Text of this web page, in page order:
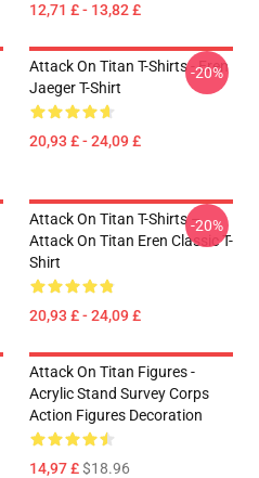
12,71 £ - 13,82 £
Attack On Titan T-Shirts - Eren
Jaeger T-Shirt
20,93 £ - 24,09 £
-20%
Attack On Titan T-Shirts –
Attack On Titan Eren Classic T-
Shirt
20,93 £ - 24,09 £
-20%
Attack On Titan Figures -
Acrylic Stand Survey Corps
Action Figures Decoration
14,97 £$18.96